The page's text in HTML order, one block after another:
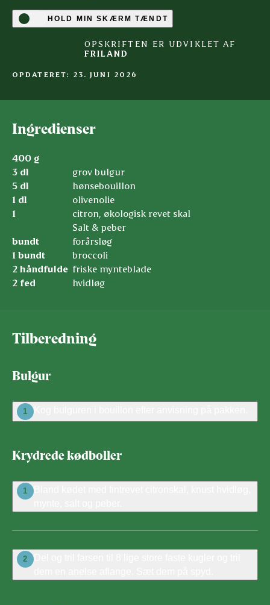
HOLD MIN SKÆRM TÆNDT
OPSKRIFTEN ER UDVIKLET AF
FRILAND
OPDATERET: 23. JUNI 2026
Ingredienser
400 g
3 dl
grov bulgur
5 dl
hønsebouillon
1 dl
olivenolie
1
citron, økologisk revet skal
Salt & peber
bundt
forårsløg
1 bundt
broccoli
2 håndfulde friske mynteblade
2 fed
hvidløg
Tilberedning
Bulgur
1 Kog bulguren i bouillon efter anvisning på pakken.
Krydrede kødboller
1
Bland kødet med fintrevet citronskal, knust hvidløg,
2
Del og tril farsen til 8 lige store faste kugler og tril